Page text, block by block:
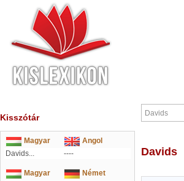
Kisszótár
Magyar
Angol
Davids...
----
Magyar
Német
Davids